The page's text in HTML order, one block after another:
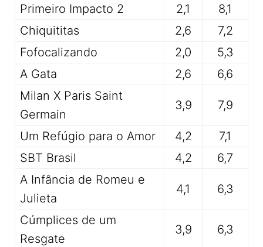
Primeiro Impacto 2
2,1
8,1
Chiquititas
2,6
7,2
Fofocalizando
2,0
5,3
A Gata
2,6
6,6
Milan X Paris Saint
Germain
3,9 7,9
Um Refúgio para o Amor 4,2
7,1
SBT Brasil
4,2
6,7
A Infância de Romeu e
Julieta
4,1 6,3
Cúmplices de um
Resgate
3,9 6,3